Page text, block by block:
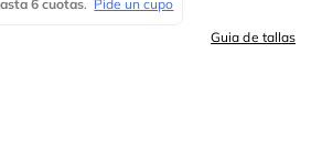
Guia de tallas